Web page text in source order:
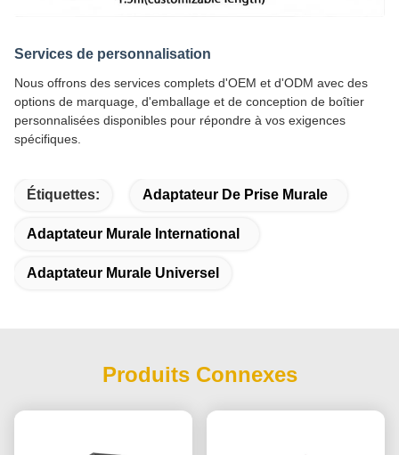
Services de personnalisation
Nous offrons des services complets d'OEM et d'ODM avec des
options de marquage, d'emballage et de conception de boîtier
personnalisées disponibles pour répondre à vos exigences
spécifiques.
Étiquettes: Adaptateur De Prise Murale
Adaptateur Murale International
Adaptateur Murale Universel
Produits Connexes